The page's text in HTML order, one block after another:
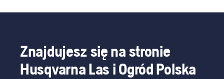
Znajdujesz się na stronie
Husqvarna Las i Ogród Polska